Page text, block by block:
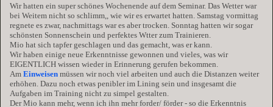
Wir hatten ein super schönes Wochenende auf dem Seminar. Das Wetter war
bei Weitem nicht so schlimm,, wie wir es erwartet hatten. Samstag vormittag
regnete es zwar, nachmittags war es aber trocken. Sonntag hatten wir sogar
schönsten Sonnenschein und perfektes Wtter zum Trainieren.
Mio hat sich tapfer geschlagen und das gemacht, was er kann.
Wir haben einige neue Erkenntnisse gewonnen und vieles, was wir
EIGENTLICH wissen wieder in Erinnerung gerufen bekommen.
Am Einweisen müssen wir noch viel arbeiten und auch die Distanzen weiter
erhöhen. Dazu noch etwas penibler im Lining sein und insgesamt die
Aufgaben im Training nicht zu simpel gestalten.
Der Mio kann mehr, wenn ich ihn mehr forder/ förder - so die Erkenntnis